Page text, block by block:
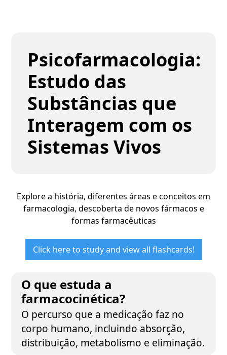
Psicofarmacologia:
Estudo das
Substâncias que
Interagem com os
Sistemas Vivos
Explore a história, diferentes áreas e conceitos em
farmacologia, descoberta de novos fármacos e
formas farmacêuticas
Click here to study and view all flashcards!
O que estuda a
farmacocinética?
O percurso que a medicação faz no
corpo humano, incluindo absorção,
distribuição, metabolismo e eliminação.